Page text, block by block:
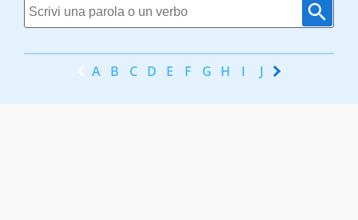
A B C D E F G H I J K